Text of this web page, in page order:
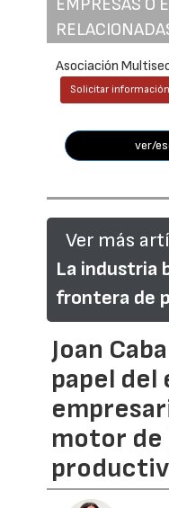
Asociación
Solicitar información
ver/
Ver más
La industria
frontera de
Joan
papel del
motor de